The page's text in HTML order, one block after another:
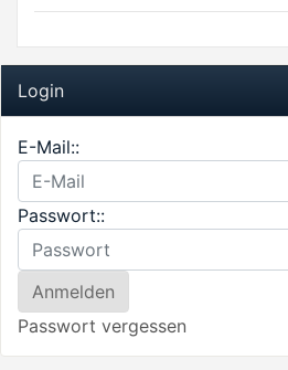
Login
E-Mail::
Passwort::
Passwort vergessen